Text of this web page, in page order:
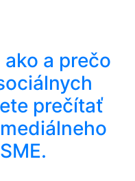
a prečo
prečítať